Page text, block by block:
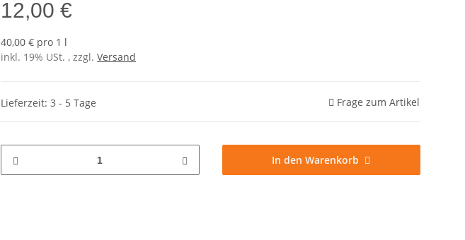
12,00 €
40,00 € pro 1 l
inkl. 19% USt. , zzgl. Versand
Lieferzeit: 3 - 5 Tage Frage zum Artikel
In den Warenkorb